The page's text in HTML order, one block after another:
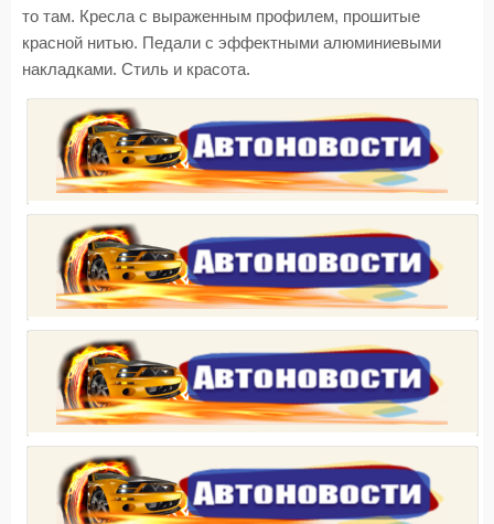
то там. Кресла с выраженным профилем, прошитые
красной нитью. Педали с эффектными алюминиевыми
накладками. Стиль и красота.